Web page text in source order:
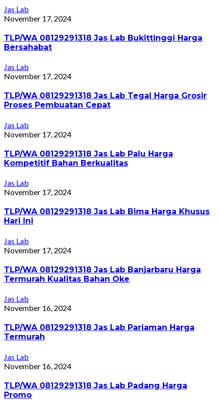
Jas Lab
November 17, 2024
TLP/WA 08129291318 Jas Lab Bukittinggi Harga
Bersahabat
Jas Lab
November 17, 2024
TLP/WA 08129291318 Jas Lab Tegal Harga Grosir
Proses Pembuatan Cepat
Jas Lab
November 17, 2024
TLP/WA 08129291318 Jas Lab Palu Harga
Kompetitif Bahan Berkualitas
Jas Lab
November 17, 2024
TLP/WA 08129291318 Jas Lab Bima Harga Khusus
Hari Ini
Jas Lab
November 17, 2024
TLP/WA 08129291318 Jas Lab Banjarbaru Harga
Termurah Kualitas Bahan Oke
Jas Lab
November 16, 2024
TLP/WA 08129291318 Jas Lab Pariaman Harga
Termurah
Jas Lab
November 16, 2024
TLP/WA 08129291318 Jas Lab Padang Harga
Promo